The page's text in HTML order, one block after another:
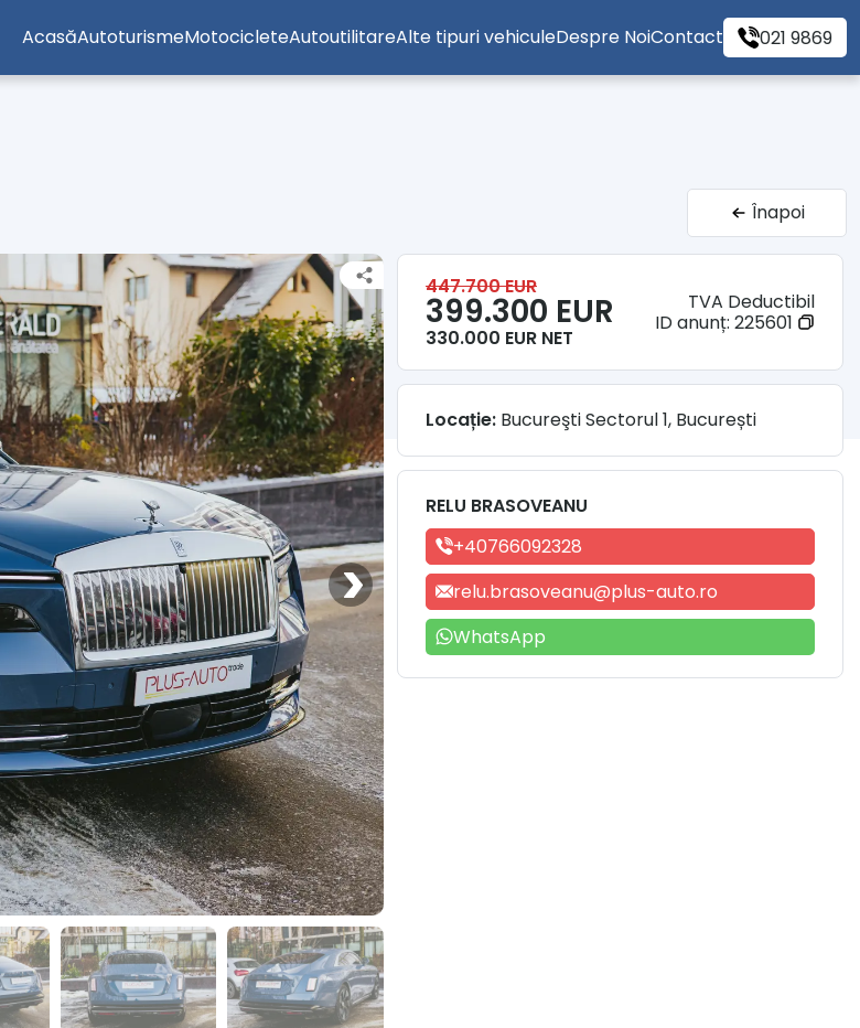
AcasăAutoturismeMotocicleteAutoutilitareAlte tipuri vehiculeDespre NoiContact 021 9869
Înapoi
447.700 EUR
399.300 EUR
330.000 EUR NET
TVA Deductibil
ID anunț: 225601
Locație: Bucureşti Sectorul 1, București
RELU BRASOVEANU
+40766092328
relu.brasoveanu@plus-auto.ro
WhatsApp